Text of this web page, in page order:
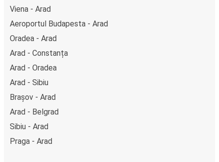
Viena - Arad
Aeroportul Budapesta - Arad
Oradea - Arad
Arad - Constanța
Arad - Oradea
Arad - Sibiu
Brașov - Arad
Arad - Belgrad
Sibiu - Arad
Praga - Arad